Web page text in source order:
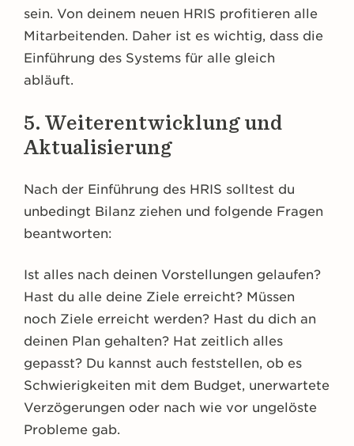
sein. Von deinem neuen HRIS profitieren alle
Mitarbeitenden. Daher ist es wichtig, dass die
Einführung des Systems für alle gleich
abläuft.
5. Weiterentwicklung und
Aktualisierung
Nach der Einführung des HRIS solltest du
unbedingt Bilanz ziehen und folgende Fragen
beantworten:
Ist alles nach deinen Vorstellungen gelaufen?
Hast du alle deine Ziele erreicht? Müssen
noch Ziele erreicht werden? Hast du dich an
deinen Plan gehalten? Hat zeitlich alles
gepasst? Du kannst auch feststellen, ob es
Schwierigkeiten mit dem Budget, unerwartete
Verzögerungen oder nach wie vor ungelöste
Probleme gab.